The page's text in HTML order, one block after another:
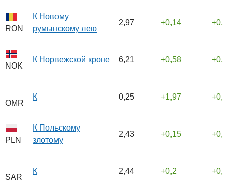
RON
К Новому
румынскому лею
2,97 0,14
NOK
К Норвежской кроне 6,21 0,58
OMR
К 0,25 1,97
PLN
К Польскому
злотому
2,43 0,15
SAR
К 2,44 0,2